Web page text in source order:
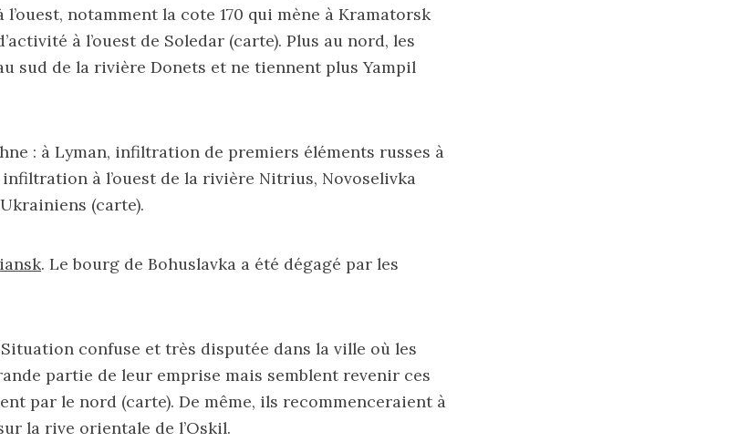
notamment la cote 170 qui mène à Kramatorsk
à l’ouest de Soledar (carte). Plus au nord, les
sud de la rivière Donets et ne tiennent plus Yampil
: à Lyman, infiltration de premiers éléments russes à
infiltration à l’ouest de la rivière Nitrius, Novoselivka
(carte).
. Le bourg de Bohuslavka a été dégagé par les
confuse et très disputée dans la ville où les
partie de leur emprise mais semblent revenir ces
par le nord (carte). De même, ils recommenceraient à
la rive orientale de l’Oskil.